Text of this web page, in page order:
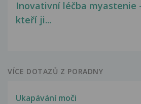
Inovativní léčba myastenie
kteří ji...
VÍCE DOTAZŮ Z PORADNY
Ukapávání moči